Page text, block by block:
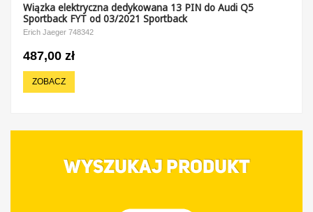
Wiązka elektryczna dedykowana 13 PIN do Audi Q5
Sportback FYT od 03/2021 Sportback
Erich Jaeger 748342
487,00 zł
ZOBACZ
WYSZUKAJ PRODUKT